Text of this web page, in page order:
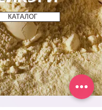
КАТАЛОГ